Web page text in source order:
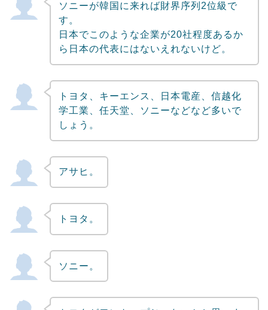
ソニーが韓国に来れば財界序列2位級で
す。
日本でこのような企業が20社程度あるか
ら日本の代表にはないえれないけど。
トヨタ、キーエンス、日本電産、信越化
学工業、任天堂、ソニーなどなど多いで
しょう。
アサヒ。
トヨタ。
ソニー。